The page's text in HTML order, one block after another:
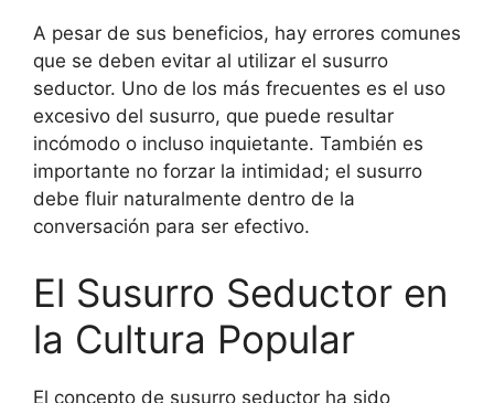
A pesar de sus beneficios, hay errores comunes
que se deben evitar al utilizar el susurro
seductor. Uno de los más frecuentes es el uso
excesivo del susurro, que puede resultar
incómodo o incluso inquietante. También es
importante no forzar la intimidad; el susurro
debe fluir naturalmente dentro de la
conversación para ser efectivo.
El Susurro Seductor en
la Cultura Popular
El concepto de susurro seductor ha sido